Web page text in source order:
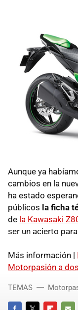
Aunque ya
cambios en la
ha estado
públicos la ficha
de la Kawasaki
ser un acierto
Más información |
Motorpasión a
TEMAS